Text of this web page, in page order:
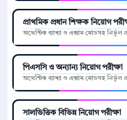
প্রাথমিক প্রধান শিক্ষক নিয়োগ
অথেন্টিক ব্যাখ্যা ও এক্সাম মোডসহ নির্ভুল
পিএসসি ও অন্যান্য নিয়োগ পরীক্ষা
অথেন্টিক ব্যাখ্যা ও এক্সাম মোডসহ নির্ভুল
সালভিত্তিক বিভিন্ন নিয়োগ পরীক্ষা